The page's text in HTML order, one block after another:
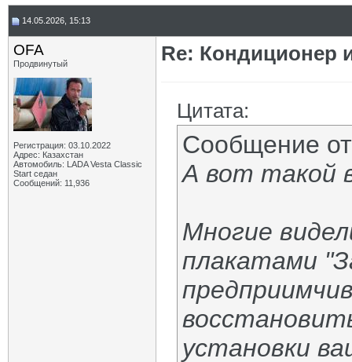
14.05.2026, 15:13
OFA
Продвинутый
Регистрация: 03.10.2022
Адрес: Казахстан
Автомобиль: LADA Vesta Classic
Start седан
Сообщений: 11,936
Re: Кондиционер
Цитата:
Сообщение
А вот такой
Многие
плакатами
установки